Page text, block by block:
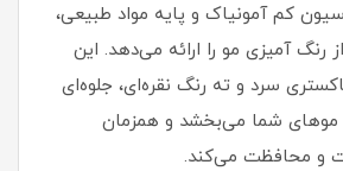
کم آمونیاک و پایه مواد طبیعی،
رنگ آمیزی مو را ارائه می‌دهد. این
سرد و ته رنگ نقره‌ای، جلوه‌ای
موهای شما می‌بخشد و همزمان
و محافظت می‌کند.